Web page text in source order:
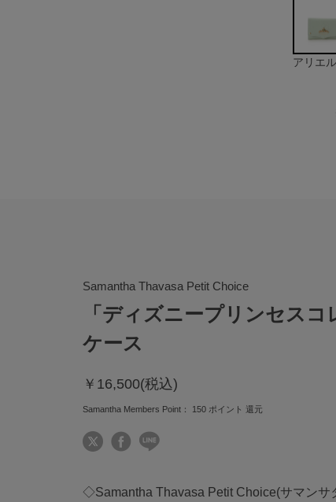
アリエル
Samantha Thavasa Petit Choice
「ディズニープリンセスコ
ケース
￥16,500(税込)
Samantha Members Point： 150ポイント 還元
◇Samantha Thavasa Petit Choice(サマンサ